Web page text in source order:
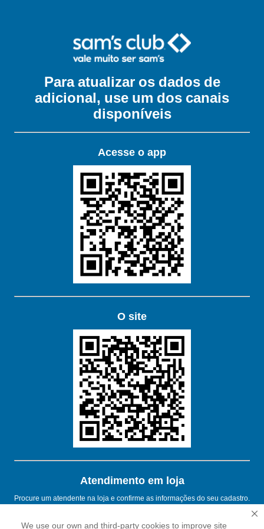
We use our own and third-party cookies to improve site
Para atualizar os dados de
adicional, use um dos canais
disponíveis
Acesse o app
O site
Atendimento em loja
Procure um atendente na loja e confirme as informações do seu cadastro.